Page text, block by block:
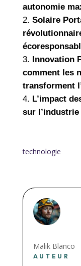
autonomie
Solaire
Innovation
comment les
transforment
L’impact
sur
technologie
Malik Blanco
AUTEUR